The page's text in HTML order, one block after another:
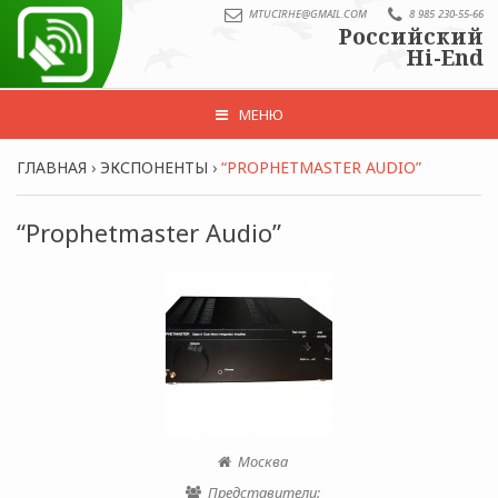
MTUCIRHE@GMAIL.COM 8 985 230-55-66
Российский
Hi-End
МЕНЮ
ГЛАВНАЯ › ЭКСПОНЕНТЫ › “PROPHETMASTER AUDIO”
“Prophetmaster Audio”
Москва
Представители: